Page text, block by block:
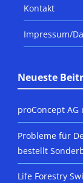
Kontakt
Impressum/
Neueste
proConcept
Probleme für
bestellt
Life Forestry